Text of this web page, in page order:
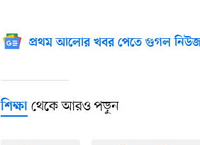
প্রথম আলোর খবর পেতে গুগল
শিক্ষা থেকে আরও পড়ুন